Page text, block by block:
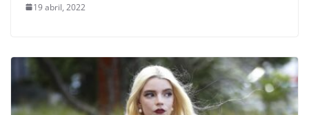
19 abril, 2022